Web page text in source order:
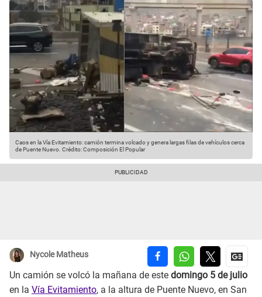
Caos en la Vía Evitamiento: camión termina volcado y genera largas filas de vehículos cerca
de Puente Nuevo. Crédito: Composición El Popular
Nycole Matheus
Un camión se volcó la mañana de este domingo 5 de julio
en la Vía Evitamiento, a la altura de Puente Nuevo, en San